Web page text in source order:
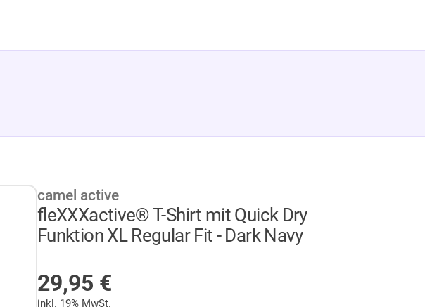
camel active
fleXXXactive® T-Shirt mit Quick Dry
Funktion XL Regular Fit - Dark Navy
29,95 €
inkl. 19% MwSt.